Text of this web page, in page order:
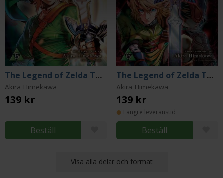
The Legend of Zelda Twilight Princess Vol 5
Akira Himekawa
139 kr
Beställ
The Legend of Zelda Twilight Princess Vol 6
Akira Himekawa
139 kr
Längre leveranstid
Beställ
Visa alla delar och format